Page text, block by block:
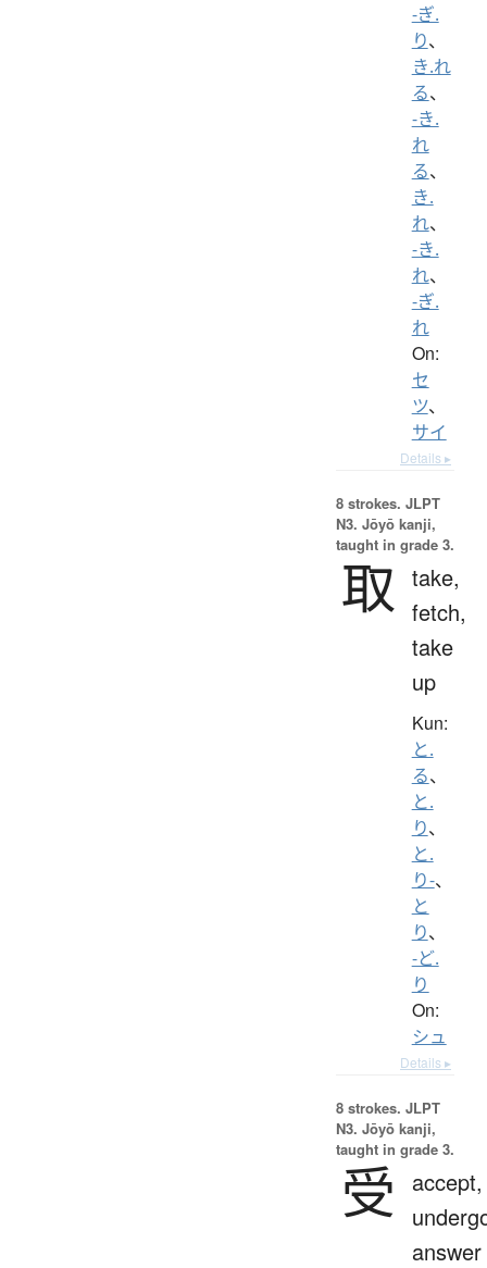
-ぎ.
り、
き.れ
る、
-き.
れ
る、
き.
れ、
-き.
れ、
-ぎ.
れ
On:
セ
ツ、
サイ
Details ▸
8 strokes. JLPT
N3. Jōyō kanji,
taught in grade 3.
取 take,
fetch,
take
up
Kun:
と.
る、
と.
り、
と.
り-、
と
り、
-ど.
り
On:
シュ
Details ▸
8 strokes. JLPT
N3. Jōyō kanji,
taught in grade 3.
受
accept,
answer